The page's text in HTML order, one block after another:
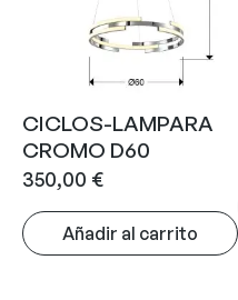
CICLOS-LAMPARA
CROMO D60
350,00 €
Añadir al carrito